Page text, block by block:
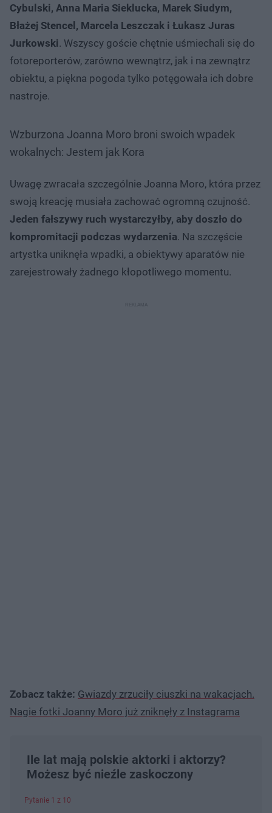
Cybulski, Anna Maria Sieklucka, Marek Siudym,
Błażej Stencel, Marcela Leszczak i Łukasz Juras
Jurkowski. Wszyscy goście chętnie uśmiechali się do
fotoreporterów, zarówno wewnątrz, jak i na zewnątrz
obiektu, a piękna pogoda tylko potęgowała ich dobre
nastroje.
Wzburzona Joanna Moro broni swoich wpadek
wokalnych: Jestem jak Kora
Uwagę zwracała szczególnie Joanna Moro, która przez
swoją kreację musiała zachować ogromną czujność.
Jeden fałszywy ruch wystarczyłby, aby doszło do
kompromitacji podczas wydarzenia. Na szczęście
artystka uniknęła wpadki, a obiektywy aparatów nie
zarejestrowały żadnego kłopotliwego momentu.
Zobacz także: Gwiazdy zrzuciły ciuszki na wakacjach.
Nagie fotki Joanny Moro już zniknęły z Instagrama
Ile lat mają polskie aktorki i aktorzy?
Możesz być nieźle zaskoczony
Pytanie 1 z 10